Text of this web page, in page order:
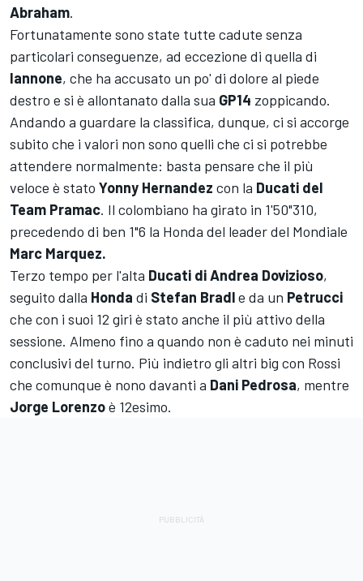
Abraham.
Fortunatamente sono state tutte cadute senza
particolari conseguenze, ad eccezione di quella di
Iannone, che ha accusato un po' di dolore al piede
destro e si è allontanato dalla sua GP14 zoppicando.
Andando a guardare la classifica, dunque, ci si accorge
subito che i valori non sono quelli che ci si potrebbe
attendere normalmente: basta pensare che il più
veloce è stato Yonny Hernandez con la Ducati del
Team Pramac. Il colombiano ha girato in 1'50"310,
precedendo di ben 1"6 la Honda del leader del Mondiale
Marc Marquez.
Terzo tempo per l'alta Ducati di Andrea Dovizioso,
seguito dalla Honda di Stefan Bradle da un Petrucci
che con i suoi 12 giri è stato anche il più attivo della
sessione. Almeno fino a quando non è caduto nei minuti
conclusivi del turno. Più indietro gli altri big con Rossi
che comunque è nono davanti a Dani Pedrosa, mentre
Jorge Lorenzoè 12esimo.